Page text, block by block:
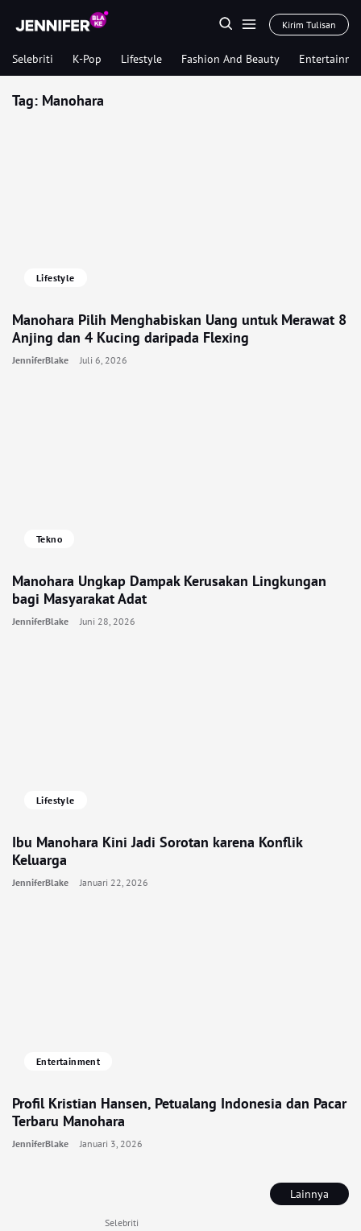
Kirim Tulisan
Selebriti K-Pop Lifestyle Fashion And Beauty
Lainnya
Selebriti
Tag: Manohara
Lifestyle
Manohara Pilih Menghabiskan Uang untuk Merawat 8
Anjing dan 4 Kucing daripada Flexing
JenniferBlake Juli 6, 2026
Tekno
Manohara Ungkap Dampak Kerusakan Lingkungan
bagi Masyarakat Adat
JenniferBlake Juni 28, 2026
Lifestyle
Ibu Manohara Kini Jadi Sorotan karena Konflik
Keluarga
JenniferBlake Januari 22, 2026
Entertainment
Profil Kristian Hansen, Petualang Indonesia dan Pacar
Terbaru Manohara
JenniferBlake Januari 3, 2026